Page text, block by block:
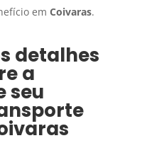
em Coivaras.
detalhes
a
seu